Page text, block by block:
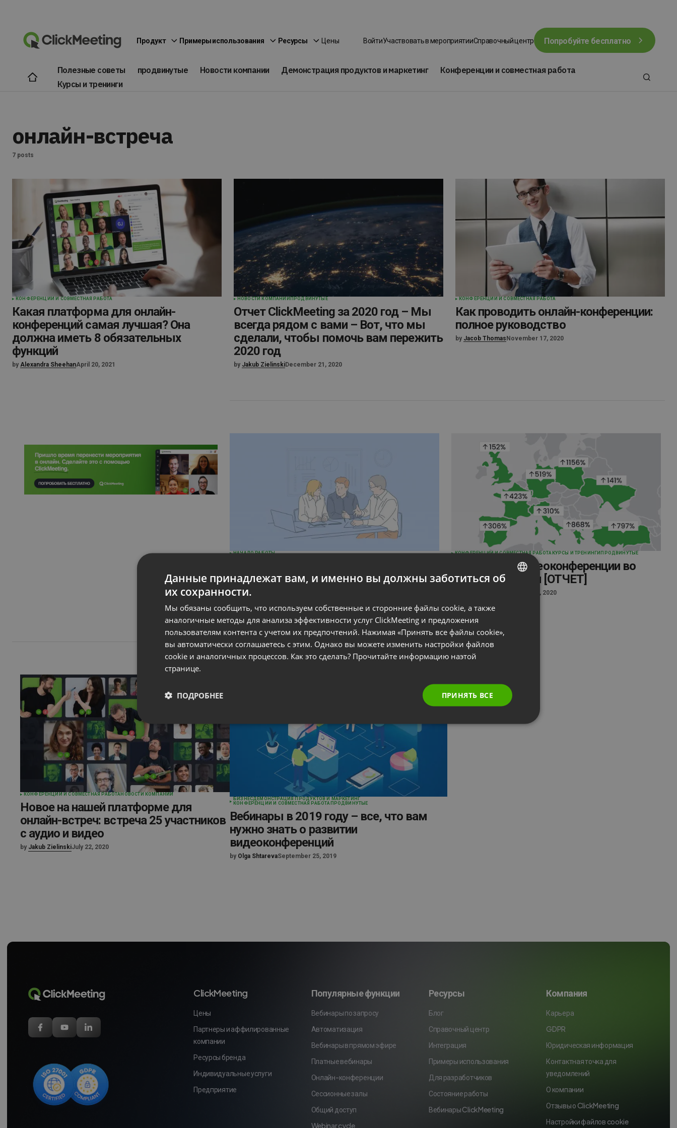
Продукт Примеры использования Ресурсы Цены ВойтиУчаствовать в мероприятииСправочный центр Попробуйте бесплатно
Полезные советы продвинутые Новости компании Демонстрация продуктов и маркетинг
Конференции и совместная работа
Курсы и тренинги
онлайн-встреча
7 posts
КОНФЕРЕНЦИИ И СОВМЕСТНАЯ РАБОТА
Какая платформа для онлайн-
конференций самая лучшая? Она
должна иметь 8 обязательных
функций
by Alexandra SheehanApril 20, 2021
НОВОСТИ КОМПАНИИ ПРОДВИНУТЫЕ
Отчет ClickMeeting за 2020 год – Мы
всегда рядом с вами – Вот, что мы
сделали, чтобы помочь вам пережить
2020 год
by Jakub ZielinskiDecember 21, 2020
КОНФЕРЕНЦИИ И СОВМЕСТНАЯ РАБОТА
Как проводить онлайн-конференции:
полное руководство
by Jacob Thomas November 17, 2020
НАЧАЛО РАБОТЫ
руководство по организации
вебинаров
by Jakub ZielinskiSeptember 23, 2020
КОНФЕРЕНЦИИ И СОВМЕСТНАЯ РАБОТА КУРСЫ И ТРЕНИНГИ ПРОДВИНУТЫЕ
Вебинары и видеоконференции во
время пандемии [ОТЧЕТ]
August 21, 2020
КОНФЕРЕНЦИИ И СОВМЕСТНАЯ РАБОТА НОВОСТИ КОМПАНИИ
Новое на нашей платформе для
онлайн-встреч: встреча 25 участников
с аудио и видео
by Jakub ZielinskiJuly 22, 2020
БИЗНЕСДЕМОНСТРАЦИЯ ПРОДУКТОВ И МАРКЕТИНГ
КОНФЕРЕНЦИИ И СОВМЕСТНАЯ РАБОТА ПРОДВИНУТЫЕ
Вебинары в 2019 году – все, что вам
нужно знать о развитии
видеоконференций
by Olga ShtarevaSeptember 25, 2019
ClickMeeting
Цены
Партнеры и аффилированные
компании
Ресурсы бренда
Индивидуальные услуги
Предприятие
Популярные функции
Вебинары по запросу
Автоматизация
Вебинары в прямом эфире
Платные вебинары
Онлайн-конференции
Сессионные залы
Общий доступ
Webinar cycle
Ресурсы
Блог
Справочный центр
Интеграция
Примеры использования
Для разработчиков
Состояние работы
Вебинары ClickMeeting
Компания
Карьера
GDPR
Юридическая информация
Контактная точка для
уведомлений
О компании
Отзывы о ClickMeeting
Настройки файлов cookie
FRENCH
POLISH
PORTUGUESE
Данные принадлежат вам, и именно вы должны заботиться об
их сохранности.
Мы обязаны сообщить, что используем собственные и сторонние файлы cookie, а также
аналогичные методы для анализа эффективности услуг ClickMeeting и предложения
пользователям контента с учетом их предпочтений. Нажимая «Принять все файлы cookie»,
вы автоматически соглашаетесь с этим. Однако вы можете изменить настройки файлов
cookie и аналогичных процессов. Как это сделать? Прочитайте информацию наэтой
странице.
ПРИНЯТЬ ВСЕ
ПОДРОБНЕЕ